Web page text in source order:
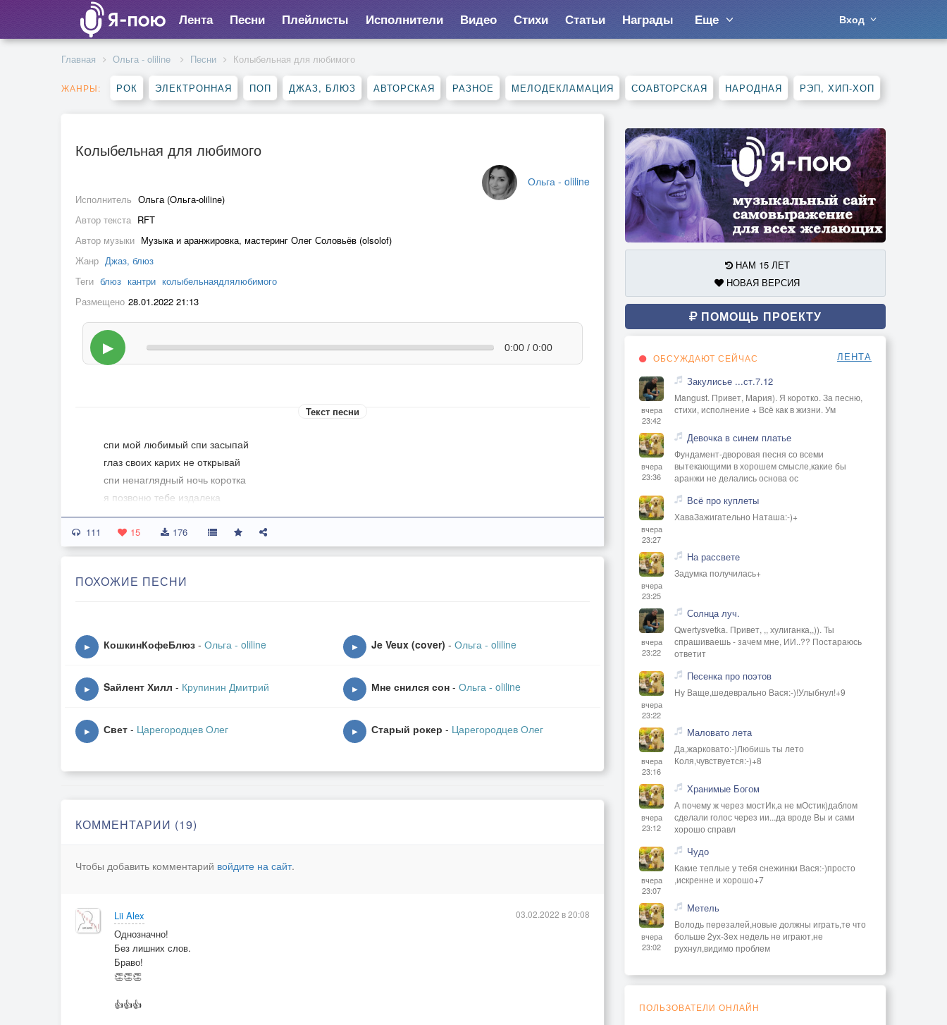
Лента Песни Плейлисты Исполнители Видео Стихи Статьи Награды Еще Вход
Главная Ольга - oliline Песни Колыбельная для любимого
ЖАНРЫ: РОК ЭЛЕКТРОННАЯ ПОП ДЖАЗ, БЛЮЗ АВТОРСКАЯ РАЗНОЕ МЕЛОДЕКЛАМАЦИЯ СОАВТОРСКАЯ НАРОДНАЯ РЭП, ХИП-ХОП
Колыбельная для любимого
Ольга - oliline
Исполнитель Ольга (Oльга-oliline)
Автор текста RFT
Автор музыки Музыка и аранжировка, мастеринг Олег Соловьёв (olsolof)
Жанр Джаз, блюз
Теги блюз кантри колыбельнаядлялюбимого
Размещено 28.01.2022 21:13
▶ 0:00 / 0:00
Текст песни
спи мой любимый спи засыпай
глаз своих карих не открывай
спи ненаглядный ночь коротка
я позвоню тебе издалека
голосом сладким открою секрет
я улетаю меня уже нет
знаю мой мальчик тебе нелегко
сердце не мучай и не скучай
я не вернусь в наш проклятый край
111 15 176
ПОХОЖИЕ ПЕСНИ
▶ КошкинКофеБлюз - Ольга - oliline ▶ Je Veux (cover) - Ольга - oliline
▶ Sайлент Хилл - Крупинин Дмитрий ▶ Мне снился сон - Ольга - oliline
▶ Свет - Царегородцев Олег ▶ Старый рокер - Царегородцев Олег
КОММЕНТАРИИ (19)
Чтобы добавить комментарий войдите на сайт.
Lii Alex
Однозначно!
Без лишних слов.
Браво!
👏👏👏
👍👍👍
03.02.2022 в 20:08
НАМ 15 ЛЕТ
НОВАЯ ВЕРСИЯ
ПОМОЩЬ ПРОЕКТУ
ОБСУЖДАЮТ СЕЙЧАС ЛЕНТА
вчера
23:42
Закулисье ...ст.7.12
Mangust. Привет, Мария). Я коротко. За песню,
стихи, исполнение + Всё как в жизни. Ум
вчера
23:36
Девочка в синем платье
Фундамент-дворовая песня со всеми
вытекающими в хорошем смысле,какие бы
аранжи не делались основа ос
вчера
23:27
Всё про куплеты
ХаваЗажигательно Наташа:-)+
вчера
23:25
На рассвете
Задумка получилась+
вчера
23:22
Солнца луч.
Qwertysvetka. Привет, ,, хулиганка,,)). Ты
спрашиваешь - зачем мне, ИИ..?? Постараюсь
ответит
вчера
23:22
Песенка про поэтов
Ну Ваще,шедеврально Вася:-)!Улыбнул!+9
вчера
23:16
Маловато лета
Да,жарковато:-)Любишь ты лето
Коля,чувствуется:-)+8
вчера
23:12
Хранимые Богом
А почему ж через мостИк,а не мОстик)даблом
сделали голос через ии...да вроде Вы и сами
хорошо справл
вчера
23:07
Чудо
Какие теплые у тебя снежинки Вася:-)просто
,искренне и хорошо+7
вчера
23:02
Метель
Володь перезалей,новые должны играть,те что
больше 2ух-3ех недель не играют,не
рухнул,видимо проблем
ПОЛЬЗОВАТЕЛИ ОНЛАЙН